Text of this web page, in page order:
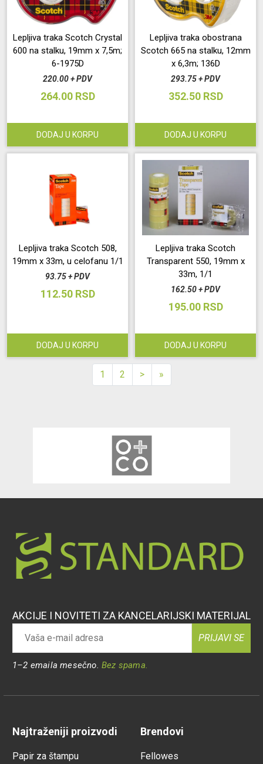
Lepljiva traka Scotch Crystal
600 na stalku, 19mm x 7,5m;
6-1975D
220.00 + PDV
264.00 RSD
DODAJ U KORPU
Lepljiva traka obostrana
Scotch 665 na stalku, 12mm
x 6,3m; 136D
293.75 + PDV
352.50 RSD
DODAJ U KORPU
Lepljiva traka Scotch 508,
19mm x 33m, u celofanu 1/1
93.75 + PDV
112.50 RSD
DODAJ U KORPU
Lepljiva traka Scotch
Transparent 550, 19mm x
33m, 1/1
162.50 + PDV
195.00 RSD
DODAJ U KORPU
1 2 > »
AKCIJE I NOVITETI ZA KANCELARIJSKI MATERIJAL
PRIJAVI SE
1–2 emaila mesečno. Bez spama.
Najtraženiji proizvodi
Papir za štampu
Brendovi
Fellowes